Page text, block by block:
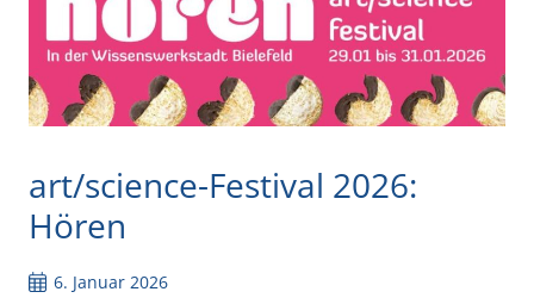
art/science-Festival 2026:
Hören
6. Januar 2026